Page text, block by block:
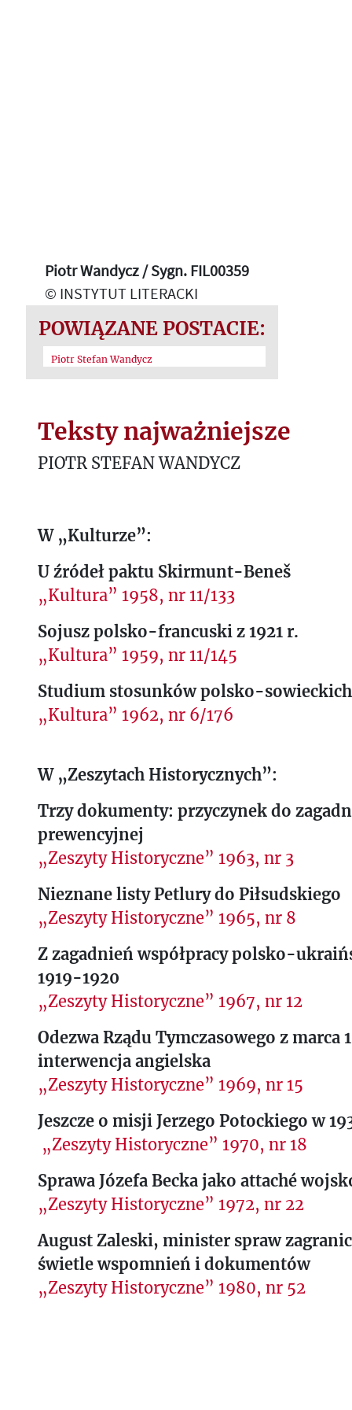
Piotr Wandycz / Sygn. FIL00359
© INSTYTUT LITERACKI
POWIĄZANE POSTACIE:
Piotr Stefan Wandycz
Teksty najważniejsze
PIOTR STEFAN WANDYCZ
W „Kulturze”:
U źródeł paktu Skirmunt-Beneš
„Kultura” 1958, nr 11/133
Sojusz polsko-francuski z 1921 r.
„Kultura” 1959, nr 11/145
Studium stosunków polsko-sowieckich
„Kultura” 1962, nr 6/176
W „Zeszytach Historycznych”:
Trzy dokumenty: przyczynek do
prewencyjnej
„Zeszyty Historyczne” 1963, nr 3
Nieznane listy Petlury do Piłsudskiego
„Zeszyty Historyczne” 1965, nr 8
Z zagadnień współpracy polsko-
1919-1920
„Zeszyty Historyczne” 1967, nr 12
Odezwa Rządu Tymczasowego z marca
interwencja angielska
„Zeszyty Historyczne” 1969, nr 15
Jeszcze o misji Jerzego Potockiego w
„Zeszyty Historyczne” 1970, nr 18
Sprawa Józefa Becka jako attaché
„Zeszyty Historyczne” 1972, nr 22
August Zaleski, minister spraw
świetle wspomnień i dokumentów
„Zeszyty Historyczne” 1980, nr 52